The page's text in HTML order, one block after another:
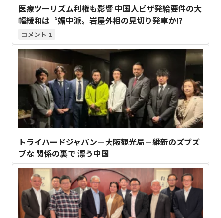
医療ツーリズム利権も影響 中国人ビザ発給要件の大
幅緩和は〝媚中派〟岩屋外相の見切り発車か!?
1
トライハードジャパン－大阪観光局－維新のズブズ
ブな 関係の裏で 漂う中国